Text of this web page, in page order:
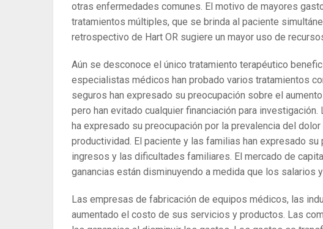
otras enfermedades comunes. El motivo de mayores
tratamientos múltiples, que se brinda al paciente
retrospectivo de Hart OR sugiere un mayor uso de
Aún se desconoce el único tratamiento terapéutico
especialistas médicos han probado varios tratamientos
seguros han expresado su preocupación sobre el
pero han evitado cualquier financiación para
ha expresado su preocupación por la prevalencia del
productividad. El paciente y las familias han expresado
ingresos y las dificultades familiares. El mercado de
ganancias están disminuyendo a medida que los salarios
Las empresas de fabricación de equipos médicos, las
aumentado el costo de sus servicios y productos. Las